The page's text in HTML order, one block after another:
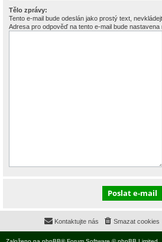
Tělo zprávy:
Tento e-mail bude odeslán jako prostý text,
Adresa pro odpověď na tento e-mail bude nastavena
Smazat cookies
Kontaktujte nás